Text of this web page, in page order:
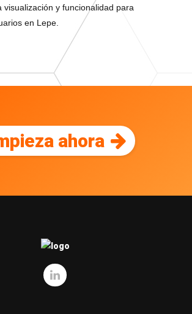
visualización y funcionalidad para
en Lepe.
ahora